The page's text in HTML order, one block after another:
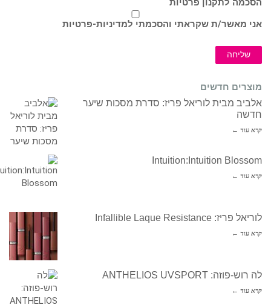
אני מאשר/ת שקראתי והסכמתי למדיניות-פרטיות
שליחה
מוצרים חדשים
אלביב מבית לוריאל פריז: סדרת מסכות שיער
חדשה
קרא עוד ←
Intuition:Intuition Blossom
קרא עוד ←
לוריאל פריז: Infallible Laque Resistance
קרא עוד ←
לה רוש-פוזה: ANTHELIOS UVSPORT
קרא עוד ←